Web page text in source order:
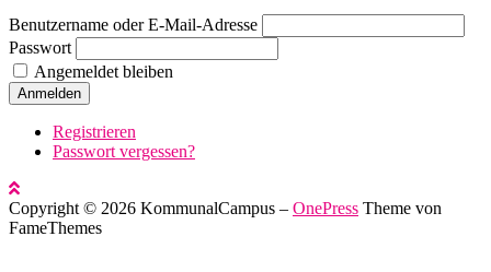
Benutzername oder E-Mail-Adresse
Passwort
Angemeldet bleiben
Anmelden
Registrieren
Passwort vergessen?
Copyright © 2026 KommunalCampus – OnePress Theme von
FameThemes